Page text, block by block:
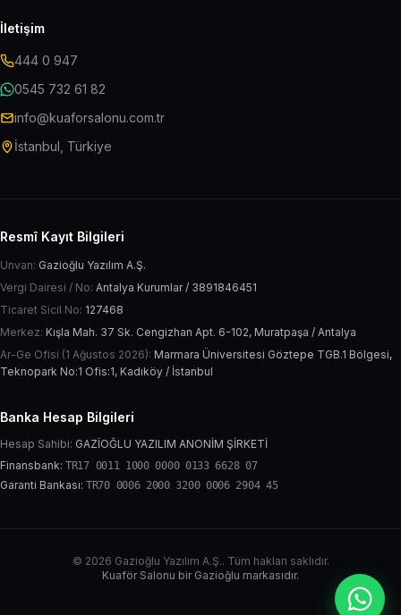
İletişim
444 0 947
0545 732 61 82
info@kuaforsalonu.com.tr
İstanbul, Türkiye
Resmî Kayıt Bilgileri
Unvan: Gazioğlu Yazılım A.Ş.
Vergi Dairesi / No: Antalya Kurumlar / 3891846451
Ticaret Sicil No: 127468
Merkez: Kışla Mah. 37 Sk. Cengizhan Apt. 6-102, Muratpaşa / Antalya
Ar-Ge Ofisi (1 Ağustos 2026): Marmara Üniversitesi Göztepe TGB.1 Bölgesi,
Teknopark No:1 Ofis:1, Kadıköy / İstanbul
Banka Hesap Bilgileri
Hesap Sahibi: GAZİOĞLU YAZILIM ANONİM ŞİRKETİ
Finansbank: TR17 0011 1000 0000 0133 6628 07
Garanti Bankası: TR70 0006 2000 3200 0006 2904 45
© 2026 Gazioğlu Yazılım A.Ş.. Tüm hakları saklıdır.
Kuaför Salonu bir Gazioğlu markasıdır.